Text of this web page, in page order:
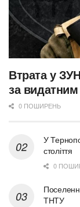
Втрата у
за
0 ПОШИРЕНЬ
У
століття
0
ТНТУ